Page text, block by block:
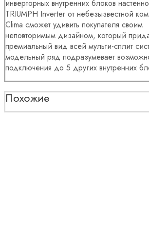
инверторных внутренних блоков
TRIUMPH Inverter от небезызвестной
Clima сможет удивить покупателя своим
неповторимым дизайном, который
премиальный вид всей мульти-сплит
модельный ряд подразумевает
подключения до 5 других внутренних
Похожие